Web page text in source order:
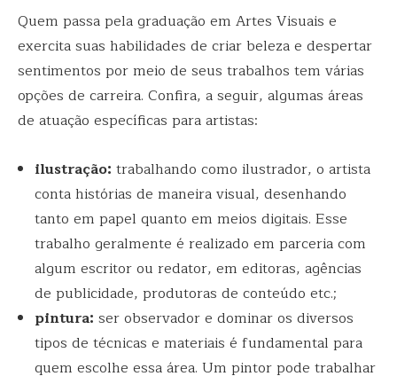
Quem passa pela graduação em Artes Visuais e
exercita suas habilidades de criar beleza e despertar
sentimentos por meio de seus trabalhos tem várias
opções de carreira. Confira, a seguir, algumas áreas
de atuação específicas para artistas:
ilustração: trabalhando como ilustrador, o artista
conta histórias de maneira visual, desenhando
tanto em papel quanto em meios digitais. Esse
trabalho geralmente é realizado em parceria com
algum escritor ou redator, em editoras, agências
de publicidade, produtoras de conteúdo etc.;
pintura: ser observador e dominar os diversos
tipos de técnicas e materiais é fundamental para
quem escolhe essa área. Um pintor pode trabalhar